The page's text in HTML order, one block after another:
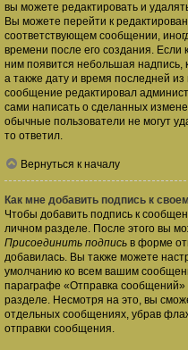
вы можете редактировать и
Вы можете перейти к
соответствующем сообщении,
времени после его создания. Если
ним появится небольшая надпись,
а также дату и время последней
сообщение редактировал
сами написать о сделанных
обычные пользователи не могут
то ответил.
Вернуться к началу
Как мне добавить подпись к
Чтобы добавить подпись к
личном разделе. После этого вы
Присоединить подпись в форме
добавилась. Вы также можете
умолчанию ко всем вашим
параграфе «Отправка сообщений»
разделе. Несмотря на это, вы
отдельных сообщениях, убрав
отправки сообщения.